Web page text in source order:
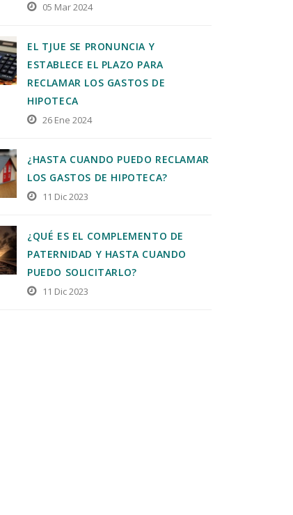
05 Mar 2024
EL TJUE SE PRONUNCIA Y
ESTABLECE EL PLAZO PARA
RECLAMAR LOS GASTOS DE
HIPOTECA
26 Ene 2024
¿HASTA CUANDO PUEDO RECLAMAR
LOS GASTOS DE HIPOTECA?
11 Dic 2023
¿QUÉ ES EL COMPLEMENTO DE
PATERNIDAD Y HASTA CUANDO
PUEDO SOLICITARLO?
11 Dic 2023